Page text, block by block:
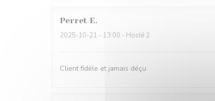
Perret E
2025-10-21 - 13:00 - Hosté 2
Client fidèle et jamais déçu